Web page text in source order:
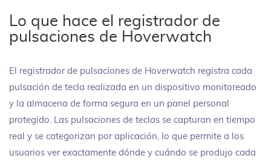
Lo que hace el registrador de
pulsaciones de Hoverwatch
El registrador de pulsaciones de Hoverwatch registra cada
pulsación de tecla realizada en un dispositivo monitoreado
y la almacena de forma segura en un panel personal
protegido. Las pulsaciones de teclas se capturan en tiempo
real y se categorizan por aplicación, lo que permite a los
usuarios ver exactamente dónde y cuándo se produjo cada